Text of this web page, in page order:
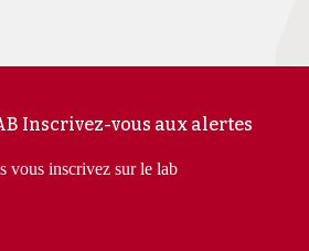
Inscrivez-vous aux alertes
vous inscrivez sur le lab